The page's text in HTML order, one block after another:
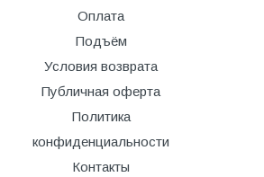
Оплата
Подъём
Условия возврата
Публичная оферта
Политика
конфиденциальности
Контакты